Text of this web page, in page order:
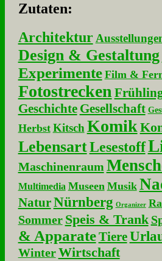
Zu­ta­ten:
Architektur
Design & Gestaltung
Experimente Film &
Fotostrecken
Geschichte Gesellschaft
Herbst Kitsch Komik
LebensartLesestoff
Maschinenraum
Multimedia Museen Musik
NaturNürnberg Organizer
Sommer Speis & Trank
& Apparate Tiere
Winter Wirtschaft